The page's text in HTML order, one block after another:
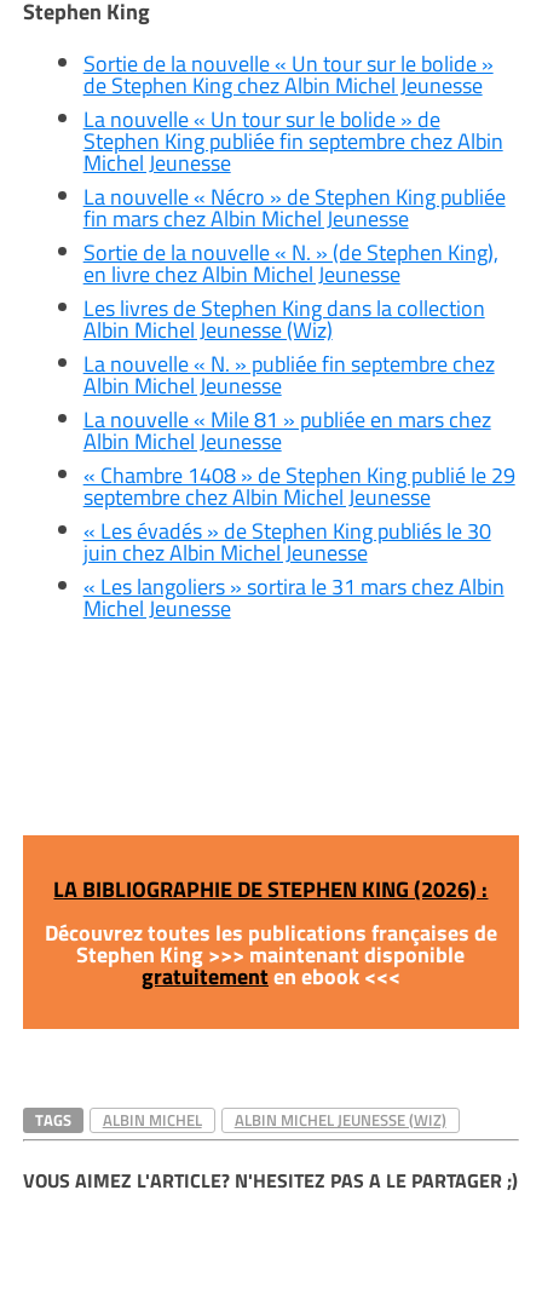
Stephen King
Sortie de la nouvelle « Un tour sur le bolide »
de Stephen King chez Albin Michel Jeunesse
La nouvelle « Un tour sur le bolide » de
Stephen King publiée fin septembre chez Albin
Michel Jeunesse
La nouvelle « Nécro » de Stephen King publiée
fin mars chez Albin Michel Jeunesse
Sortie de la nouvelle « N. » (de Stephen King),
en livre chez Albin Michel Jeunesse
Les livres de Stephen King dans la collection
Albin Michel Jeunesse (Wiz)
La nouvelle « N. » publiée fin septembre chez
Albin Michel Jeunesse
La nouvelle « Mile 81 » publiée en mars chez
Albin Michel Jeunesse
« Chambre 1408 » de Stephen King publié le 29
septembre chez Albin Michel Jeunesse
« Les évadés » de Stephen King publiés le 30
juin chez Albin Michel Jeunesse
« Les langoliers » sortira le 31 mars chez Albin
Michel Jeunesse
LA BIBLIOGRAPHIE DE STEPHEN KING (2026) :
Découvrez toutes les publications françaises de
Stephen King >>> maintenant disponible
gratuitementen ebook <<<
TAGS ALBIN MICHEL ALBIN MICHEL JEUNESSE (WIZ)
VOUS AIMEZ L'ARTICLE? N'HESITEZ PAS A LE PARTAGER ;)